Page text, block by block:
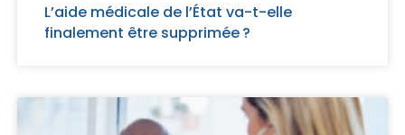
L’aide médicale de l’État va-t-elle
finalement être supprimée ?